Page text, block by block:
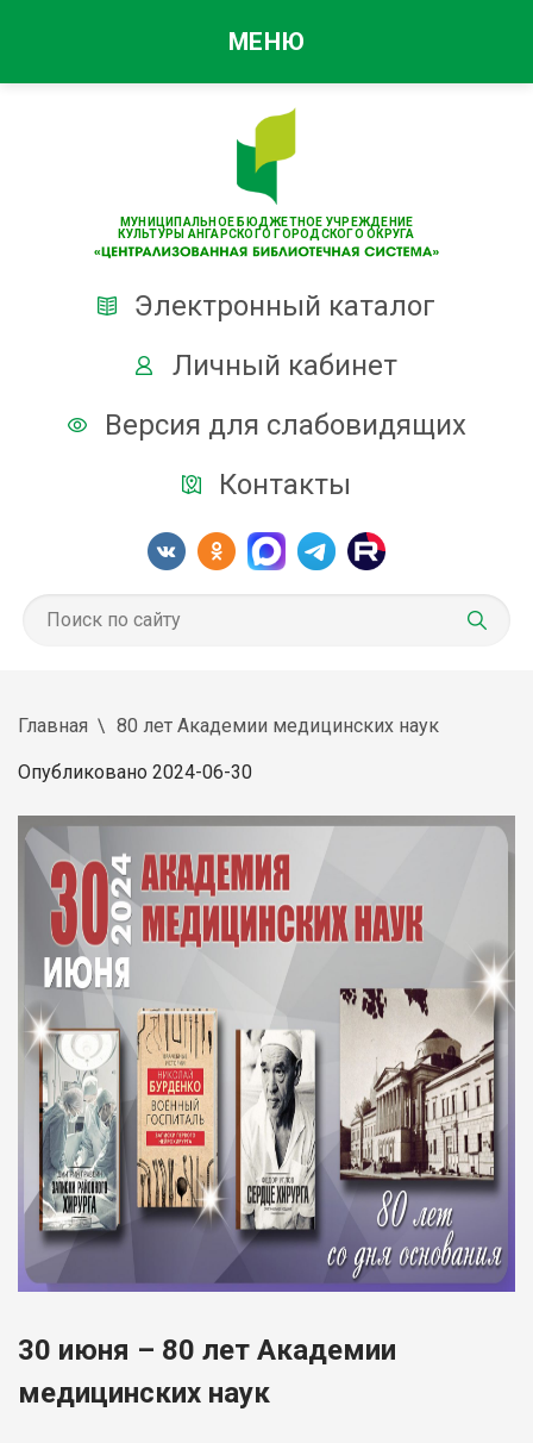
МУНИЦИПАЛЬНОЕ БЮДЖЕТНОЕ УЧРЕЖДЕНИЕ
КУЛЬТУРЫ АНГАРСКОГО ГОРОДСКОГО ОКРУГА
Электронный каталог
Личный кабинет
Версия для слабовидящих
Контакты
МЕНЮ
Главная 80 лет Академии медицинских наук
Опубликовано 2024-06-30
30 июня – 80 лет Академии
медицинских наук